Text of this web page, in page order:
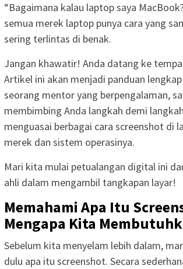
“Bagaimana kalau laptop saya
semua merek laptop punya cara yang
sering terlintas di benak.
Jangan khawatir! Anda datang ke
Artikel ini akan menjadi panduan lengkap
seorang mentor yang berpengalaman,
membimbing Anda langkah demi
menguasai berbagai cara screenshot di
merek dan sistem operasinya.
Mari kita mulai petualangan digital ini
ahli dalam mengambil tangkapan layar!
Memahami Apa Itu
Mengapa Kita
Sebelum kita menyelam lebih dalam,
dulu apa itu screenshot. Secara